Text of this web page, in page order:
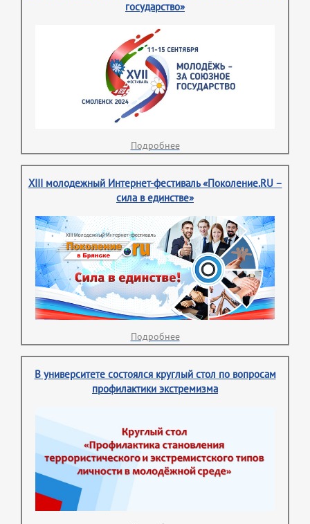
государство»
Подробнее
XIII молодежный Интернет-фестиваль «Поколение.RU –
сила в единстве»
Подробнее
В университете состоялся круглый стол по вопросам
профилактики экстремизма